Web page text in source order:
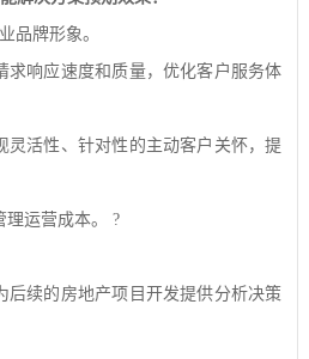
品牌形象。
求响应速度和质量，优化客户服务体
灵活性、针对性的主动客户关怀，提
运营成本。 ?
后续的房地产项目开发提供分析决策